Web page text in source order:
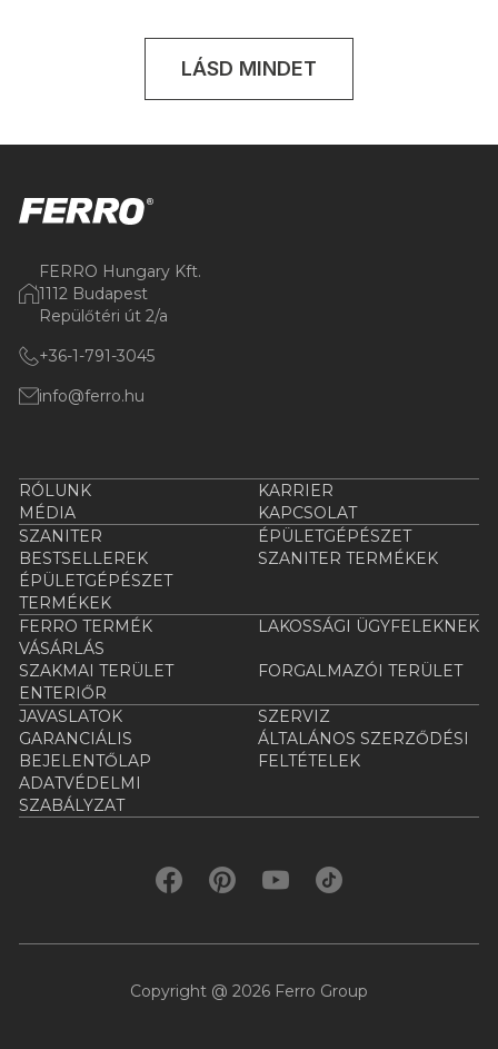
LÁSD MINDET
FERRO Hungary Kft.
1112 Budapest
Repülőtéri út 2/a
+36-1-791-3045
info@ferro.hu
RÓLUNK
KARRIER
MÉDIA
KAPCSOLAT
SZANITER
ÉPÜLETGÉPÉSZET
BESTSELLEREK
SZANITER TERMÉKEK
ÉPÜLETGÉPÉSZET
TERMÉKEK
FERRO TERMÉK
VÁSÁRLÁS
LAKOSSÁGI ÜGYFELEKNEK
SZAKMAI TERÜLET
FORGALMAZÓI TERÜLET
ENTERIŐR
JAVASLATOK
SZERVIZ
GARANCIÁLIS
BEJELENTŐLAP
ÁLTALÁNOS SZERZŐDÉSI
FELTÉTELEK
ADATVÉDELMI
SZABÁLYZAT
Copyright @ 2026 Ferro Group